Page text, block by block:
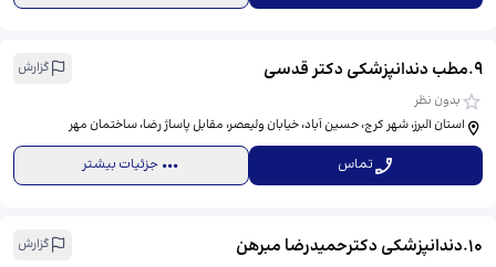
9
.مطب دندانپزشکی دکتر قدسی
گزارش
بدون نظر
استان البرز، شهر کرج، حسین آباد، خیابان ولیعصر، مقابل پاساژ رضا، ساختمان مهر
تماس جزئیات بیشتر
10
.دندانپزشکی دکترحمیدرضا مبرهن گزارش